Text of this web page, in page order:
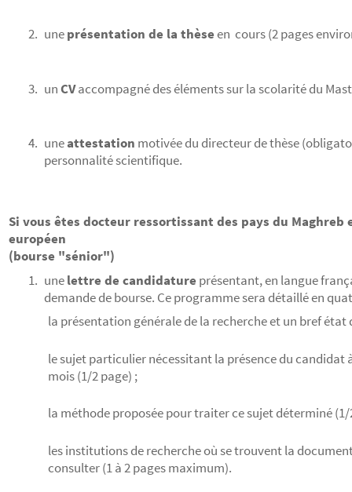
uneprésentation de la thèseen cours (2 pages
unCVaccompagné des éléments sur la scolarité du
uneattestation motivée du directeur de thèse
personnalité scientifique.
Si vous êtes docteur ressortissant des pays du Maghreb
européen
(bourse "sénior")
unelettre de candidature présentant, en langue
demande de bourse. Ce programme sera détaillé en
la présentation générale de la recherche et un bref
le sujet particulier nécessitant la présence du candidat
mois (1/2 page) ;
la méthode proposée pour traiter ce sujet déterminé (1/
les institutions de recherche où se trouvent la
consulter (1 à 2 pages maximum).